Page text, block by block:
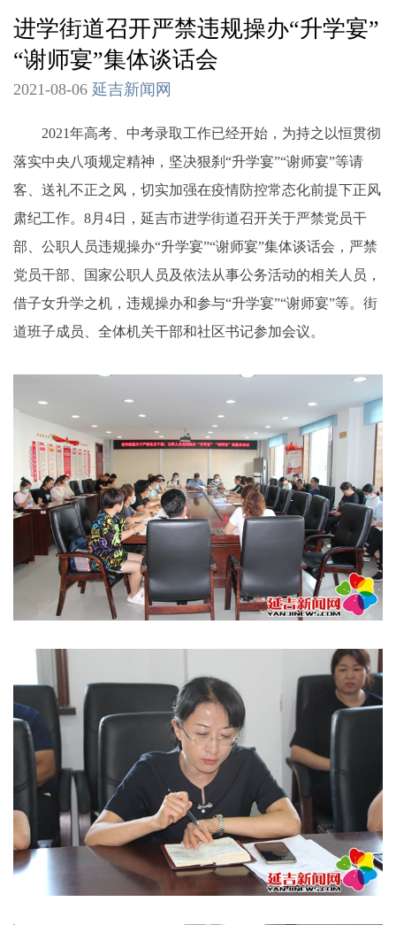
进学街道召开严禁违规操办“升学宴”
“谢师宴”集体谈话会
2021-08-06 延吉新闻网
2021年高考、中考录取工作已经开始，为持之以恒贯彻
落实中央八项规定精神，坚决狠刹“升学宴”“谢师宴”等请
客、送礼不正之风，切实加强在疫情防控常态化前提下正风
肃纪工作。8月4日，延吉市进学街道召开关于严禁党员干
部、公职人员违规操办“升学宴”“谢师宴”集体谈话会，严禁
党员干部、国家公职人员及依法从事公务活动的相关人员，
借子女升学之机，违规操办和参与“升学宴”“谢师宴”等。街
道班子成员、全体机关干部和社区书记参加会议。